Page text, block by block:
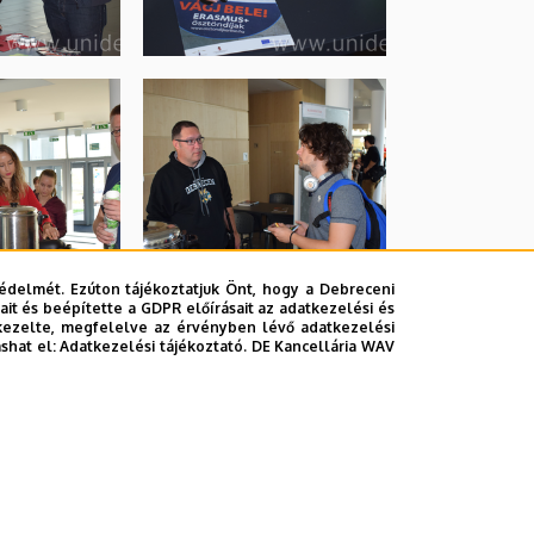
Ezúton tájékoztatjuk Önt, hogy a Debreceni
és beépítette a GDPR előírásait az adatkezelési és
megfelelve az érvényben lévő adatkezelési
el:Adatkezelési tájékoztató. DE Kancellária WAV